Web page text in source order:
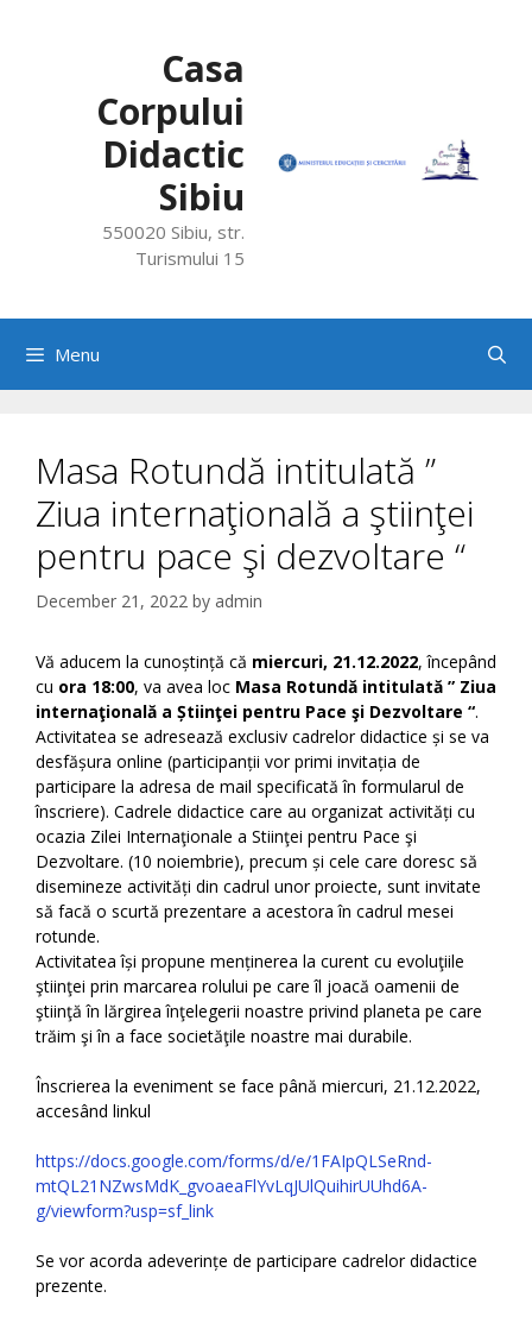
Casa
Corpului
Didactic
Sibiu
550020 Sibiu, str.
Turismului 15
Menu
Masa Rotundă intitulată ”
Ziua internaţională a ştiinţei
pentru pace şi dezvoltare “
December 21, 2022 by admin
Vă aducem la cunoștință că miercuri, 21.12.2022, începând
cu ora 18:00, va avea loc Masa Rotundă intitulată ” Ziua
internaţională a Știinţei pentru Pace şi Dezvoltare “.
Activitatea se adresează exclusiv cadrelor didactice și se va
desfășura online (participanții vor primi invitația de
participare la adresa de mail specificată în formularul de
înscriere). Cadrele didactice care au organizat activități cu
ocazia Zilei Internaţionale a Stiinţei pentru Pace şi
Dezvoltare. (10 noiembrie), precum și cele care doresc să
disemineze activități din cadrul unor proiecte, sunt invitate
să facă o scurtă prezentare a acestora în cadrul mesei
rotunde.
Activitatea își propune menținerea la curent cu evoluţiile
ştiinţei prin marcarea rolului pe care îl joacă oamenii de
ştiinţă în lărgirea înţelegerii noastre privind planeta pe care
trăim şi în a face societăţile noastre mai durabile.
Înscrierea la eveniment se face până miercuri, 21.12.2022,
accesând linkul
https://docs.google.com/forms/d/e/1FAIpQLSeRnd-
mtQL21NZwsMdK_gvoaeaFlYvLqJUlQuihirUUhd6A-
g/viewform?usp=sf_link
Se vor acorda adeverințe de participare cadrelor didactice
prezente.